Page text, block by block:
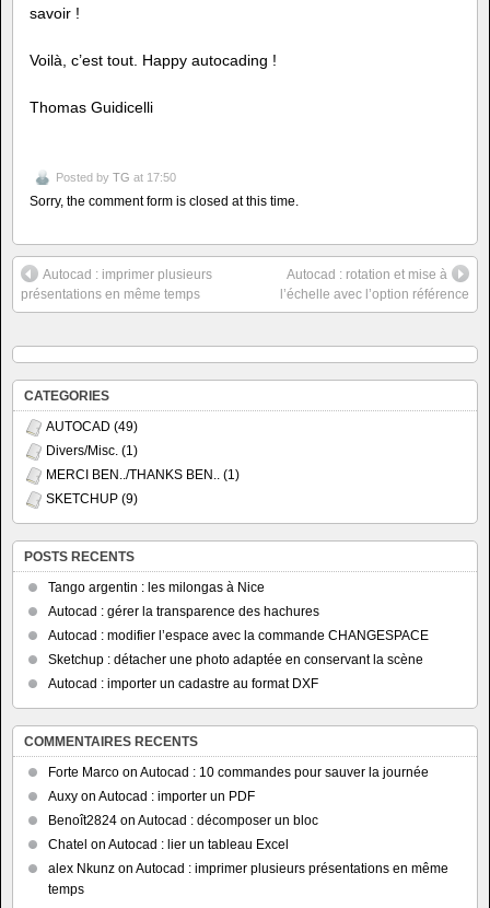
savoir !
Voilà, c’est tout. Happy autocading !
Thomas Guidicelli
Posted by TG at 17:50
Sorry, the comment form is closed at this time.
Autocad : imprimer plusieurs
présentations en même temps
Autocad : rotation et mise à
l’échelle avec l’option référence
CATEGORIES
AUTOCAD (49)
Divers/Misc. (1)
MERCI BEN../THANKS BEN.. (1)
SKETCHUP (9)
POSTS RECENTS
Tango argentin : les milongas à Nice
Autocad : gérer la transparence des hachures
Autocad : modifier l’espace avec la commande CHANGESPACE
Sketchup : détacher une photo adaptée en conservant la scène
Autocad : importer un cadastre au format DXF
COMMENTAIRES RECENTS
Forte Marco on Autocad : 10 commandes pour sauver la journée
Auxy on Autocad : importer un PDF
Benoît2824 on Autocad : décomposer un bloc
Chatel on Autocad : lier un tableau Excel
alex Nkunz on Autocad : imprimer plusieurs présentations en même
temps